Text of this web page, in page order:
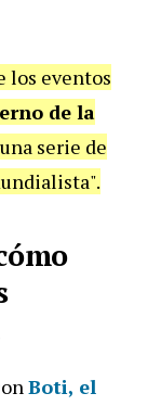
los eventos
de la
serie de
Boti, el